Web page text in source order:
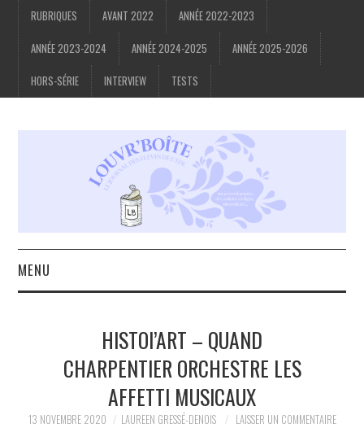
RUBRIQUES AVANT 2022 ANNÉE 2022-2023
ANNÉE 2023-2024 ANNÉE 2024-2025 ANNÉE 2025-2026
HORS-SÉRIE INTERVIEW TESTS
MENU
LA RÉDACTION
HISTOI’ART – QUAND
CHARPENTIER ORCHESTRE LES
AFFETTI MUSICAUX
13 NOVEMBRE 2020 LAUREEN GRESSÉ-DENOIS LAISSER UN COMMENTAIRE